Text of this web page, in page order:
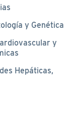
y Genética
y
Hepáticas,